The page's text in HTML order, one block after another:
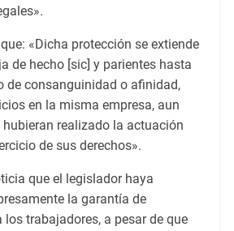
«Dicha protección se extiende
de hecho [sic] y parientes hasta
de consanguinidad o afinidad,
en la misma empresa, aun
realizado la actuación
de sus derechos».
que el legislador haya
la garantía de
trabajadores, a pesar de que